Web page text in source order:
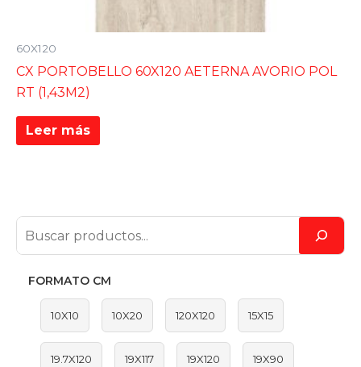
FORMATO CM
10X10 10X20 120X120 15X15
19.7X120 19X117 19X120 19X90
60X120
CX PORTOBELLO 60X120 AETERNA AVORIO POL
RT (1,43M2)
Leer más